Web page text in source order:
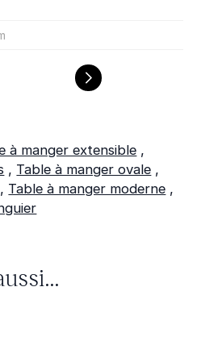
à manger extensible ,
, Table à manger ovale ,
, Table à manger moderne ,